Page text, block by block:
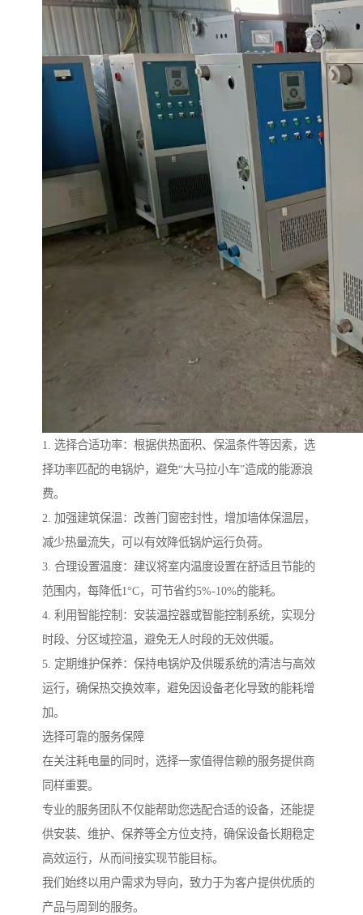
1. 选择合适功率：根据供热面积、保温条件等因素，选
择功率匹配的电锅炉，避免“大马拉小车”造成的能源浪
费。
2. 加强建筑保温：改善门窗密封性，增加墙体保温层，
减少热量流失，可以有效降低锅炉运行负荷。
3. 合理设置温度：建议将室内温度设置在舒适且节能的
范围内，每降低1°C，可节省约5%-10%的能耗。
4. 利用智能控制：安装温控器或智能控制系统，实现分
时段、分区域控温，避免无人时段的无效供暖。
5. 定期维护保养：保持电锅炉及供暖系统的清洁与高效
运行，确保热交换效率，避免因设备老化导致的能耗增
加。
选择可靠的服务保障
在关注耗电量的同时，选择一家值得信赖的服务提供商
同样重要。
专业的服务团队不仅能帮助您选配合适的设备，还能提
供安装、维护、保养等全方位支持，确保设备长期稳定
高效运行，从而间接实现节能目标。
我们始终以用户需求为导向，致力于为客户提供优质的
产品与周到的服务。